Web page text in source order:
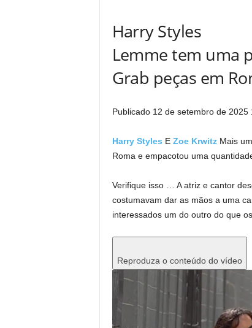
Harry Styles
Lemme tem uma
Grab peças em
Publicado 12 de setembro de 2025
Harry Styles E Zoe KrwitzMais
Roma e empacotou uma
Verifique isso … A atriz e cantor
costumavam dar as mãos a uma
interessados ​​um do outro do que
Reproduza o conteúdo do vídeo